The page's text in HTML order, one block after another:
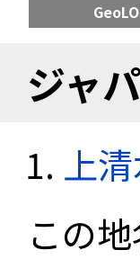
ジャ
上
この